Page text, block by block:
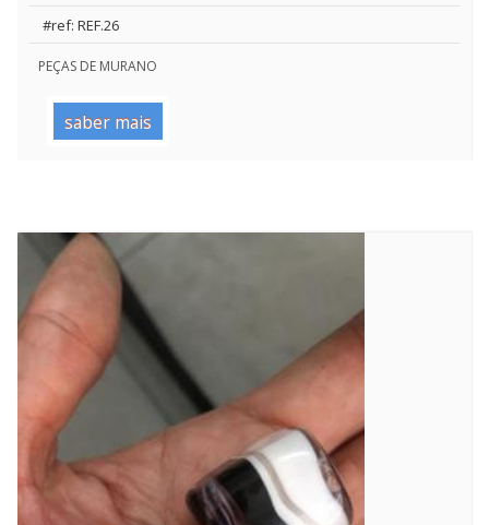
#ref: REF.26
PEÇAS DE MURANO
saber mais